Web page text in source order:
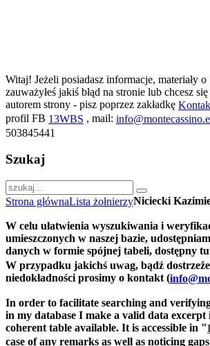
Witaj! Jeżeli posiadasz informacje, materiały
zauważyłeś jakiś błąd na stronie lub chcesz
autorem strony - pisz poprzez zakładkę
profil FB 13WBS , mail:
503845441
Szukaj
Strona głównaLista żołnierzyNiciecki
W celu ułatwienia wyszukiwania i
umieszczonych w naszej bazie,
danych w formie spójnej tabeli, dostępny
W przypadku jakichś uwag, bądź
niedokładności prosimy o kontakt (
In order to facilitate searching and
in my database I make a valid data excerpt
coherent table available. It is accessible in "
case of any remarks as well as noticing